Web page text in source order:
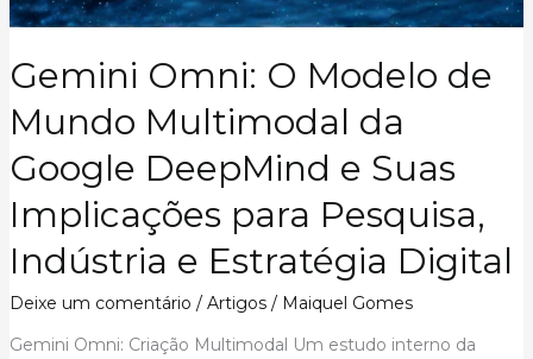
Redes
Gemini Omni: O Modelo de
Mundo Multimodal da
Google DeepMind e Suas
Implicações para Pesquisa,
Indústria e Estratégia Digital
Deixe um comentário / Artigos/ Maiquel Gomes
Gemini Omni: Criação Multimodal Um estudo interno da